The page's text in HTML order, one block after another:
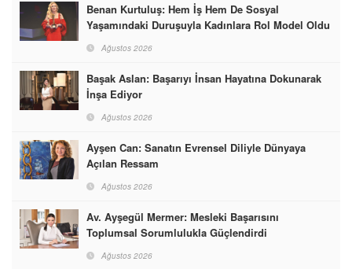
Benan Kurtuluş: Hem İş Hem De Sosyal
Yaşamındaki Duruşuyla Kadınlara Rol Model Oldu
Ağustos 2026
Başak Aslan: Başarıyı İnsan Hayatına Dokunarak
İnşa Ediyor
Ağustos 2026
Ayşen Can: Sanatın Evrensel Diliyle Dünyaya
Açılan Ressam
Ağustos 2026
Av. Ayşegül Mermer: Mesleki Başarısını
Toplumsal Sorumlulukla Güçlendirdi
Ağustos 2026